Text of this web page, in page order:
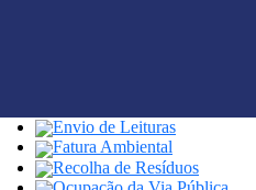
Envio de Leituras
Fatura Ambiental
Recolha de Resíduos